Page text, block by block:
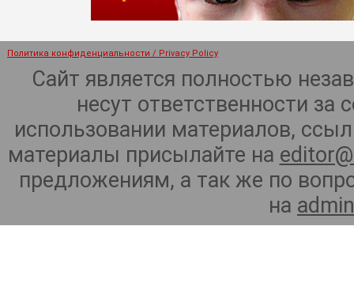
Политика конфиденциальности / Privacy Policy
Сайт является полностью
несут ответственности
использовании материалов,
материалы присылайте на
предложениям, а так же по
на